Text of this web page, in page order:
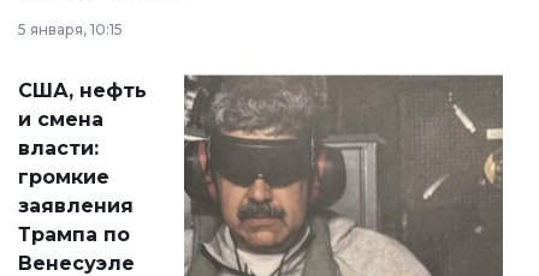
сразу несколько
актуальных тем —
от слухов о
политических
реформах до
вопросов армии,
экономики и
личного здоровья.
5 января, 10:15
США, нефть
и смена
власти:
громкие
заявления
Трампа по
Венесуэле